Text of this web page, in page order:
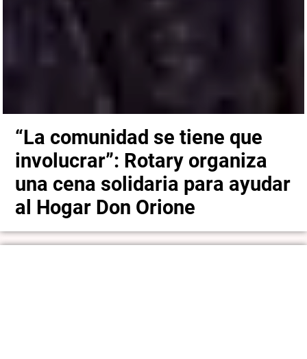
“La comunidad se tiene que
involucrar”: Rotary organiza
una cena solidaria para ayudar
al Hogar Don Orione